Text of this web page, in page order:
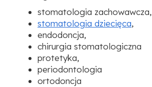
stomatologia zachowawcza,
stomatologia dziecięca,
endodoncja,
chirurgia stomatologiczna
protetyka,
periodontologia
ortodoncja